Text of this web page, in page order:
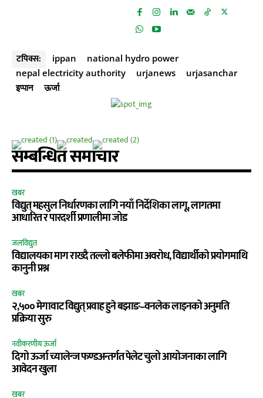
टपिक्स: ippan
national hydro power
nepal electricity authority
urjanews
urjasanchar
इप्पान
ऊर्जा
सम्बन्धित समाचार
खबर
विद्युत् महसुल निर्धारणका लागि नयाँ निर्देशिका लागू, लागतमा
आधारित र पारदर्शी प्रणालीमा जोड
जलविद्युत
विद्यालयका माग राख्दै तल्लो बलेफीमा अवरोध, विद्यार्थीको प्रयोगमाथि
कानुनी प्रश्न
खबर
२,५०० मेगावाट विद्युत् प्रवाह हुने बझाङ–वनलेक लाइनको अनुमति
प्रक्रिया सुरु
नवीकरणीय ऊर्जा
दिगो ऊर्जा च्यालेन्ज फण्डअन्तर्गत पेलेट चुलो आयोजनाका लागि
आवेदन खुला
खबर